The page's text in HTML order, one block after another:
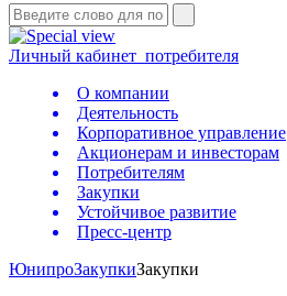
Личный кабинет потребителя
О компании
Деятельность
Корпоративное управление
Акционерам и инвесторам
Потребителям
Закупки
Устойчивое развитие
Пресс-центр
ЮнипроЗакупкиЗакупки